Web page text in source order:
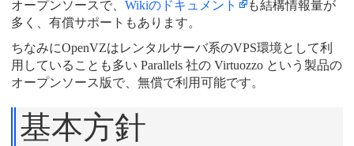
オープンソースで、 Wikiのドキュメント
も結構情報量が
多く、有償サポートもあります。
ちなみにOpenVZはレンタルサーバ系のVPS環境として利
用していることも多い Parallels 社の Virtuozzo という製品の
オープンソース版で、無償で利用可能です。
基本方針